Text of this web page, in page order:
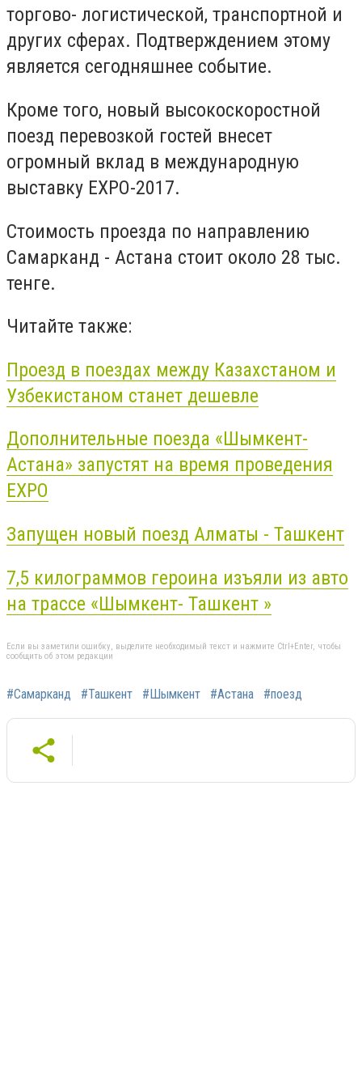
торгово- логистической, транспортной и
других сферах. Подтверждением этому
является сегодняшнее событие.
Кроме того, новый высокоскоростной
поезд перевозкой гостей внесет
огромный вклад в международную
выставку EXPO-2017.
Стоимость проезда по направлению
Самарканд - Астана стоит около 28 тыс.
тенге.
Читайте также:
Проезд в поездах между Казахстаном и
Узбекистаном станет дешевле
Дополнительные поезда «Шымкент-
Астана» запустят на время проведения
ЕХРО
Запущен новый поезд Алматы - Ташкент
7,5 килограммов героина изъяли из авто
на трассе «Шымкент- Ташкент »
Если вы заметили ошибку, выделите необходимый текст и нажмите Ctrl+Enter, чтобы
сообщить об этом редакции
#Самарканд #Ташкент #Шымкент #Астана #поезд